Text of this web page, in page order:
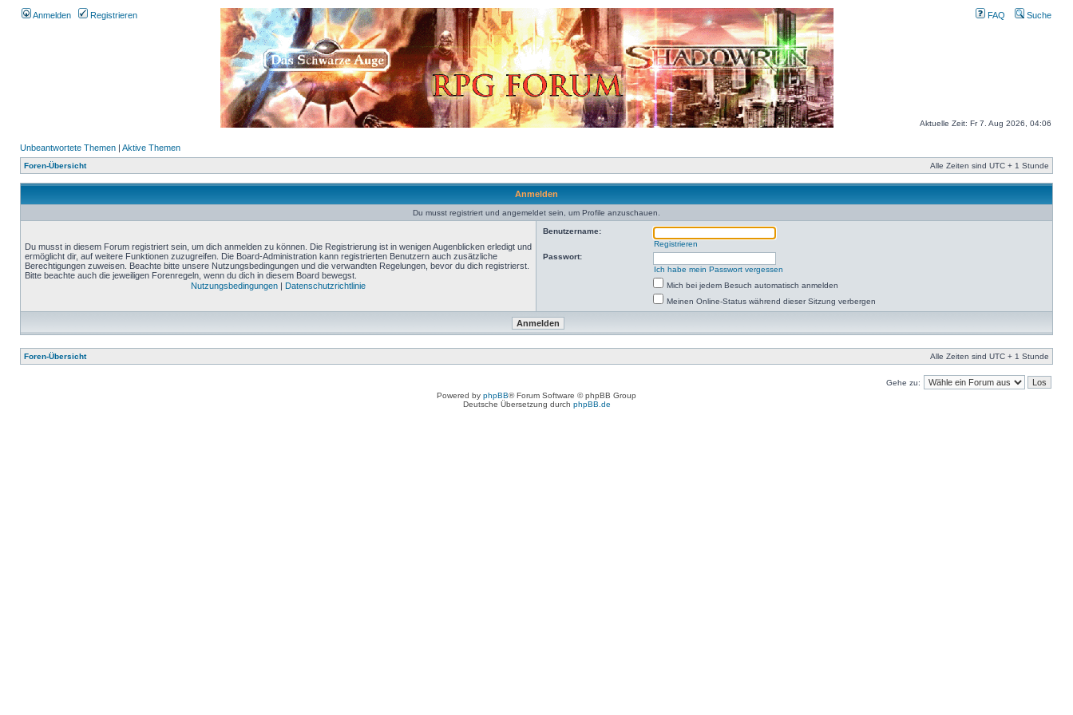
Anmelden Registrieren FAQ Suche
Aktuelle Zeit: Fr 7. Aug 2026, 04:06
Unbeantwortete Themen | Aktive Themen
Foren-Übersicht Alle Zeiten sind UTC + 1 Stunde
Anmelden
Du musst registriert und angemeldet sein, um Profile anzuschauen.
Du musst in diesem Forum registriert sein, um dich anmelden zu können. Die Registrierung ist in wenigen Augenblicken erledigt und
ermöglicht dir, auf weitere Funktionen zuzugreifen. Die Board-Administration kann registrierten Benutzern auch zusätzliche
Berechtigungen zuweisen. Beachte bitte unsere Nutzungsbedingungen und die verwandten Regelungen, bevor du dich registrierst.
Bitte beachte auch die jeweiligen Forenregeln, wenn du dich in diesem Board bewegst.
Nutzungsbedingungen | Datenschutzrichtlinie
Benutzername:
Registrieren
Passwort:
Ich habe mein Passwort vergessen
Mich bei jedem Besuch automatisch anmelden
Meinen Online-Status während dieser Sitzung verbergen
Foren-Übersicht Alle Zeiten sind UTC + 1 Stunde
Gehe zu:
Powered by phpBB® Forum Software © phpBB Group
Deutsche Übersetzung durch phpBB.de